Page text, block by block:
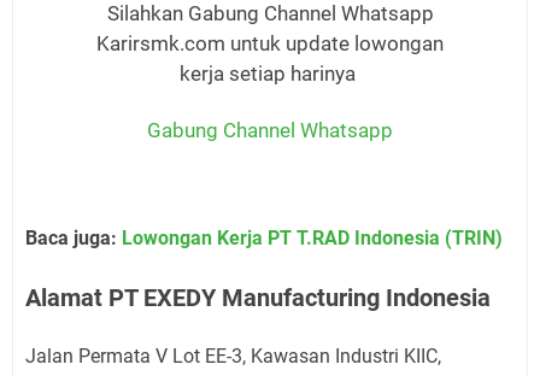
Silahkan Gabung Channel Whatsapp
Karirsmk.com untuk update lowongan
kerja setiap harinya
Gabung Channel Whatsapp
Baca juga: Lowongan Kerja PT T.RAD Indonesia (TRIN)
Alamat PT EXEDY Manufacturing Indonesia
Jalan Permata V Lot EE-3, Kawasan Industri KIIC,